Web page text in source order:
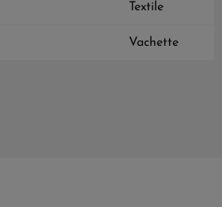
Textile
Vachette